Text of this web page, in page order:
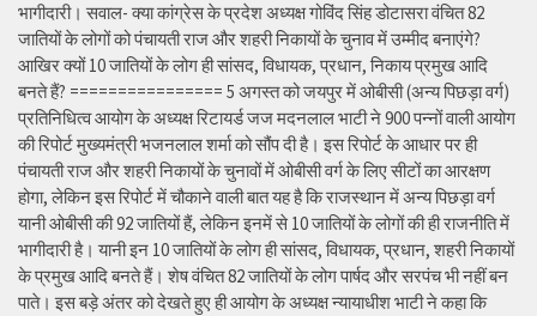
भागीदारी। सवाल- क्या कांग्रेस के प्रदेश अध्यक्ष गोविंद सिंह डोटासरा वंचित 82
जातियों के लोगों को पंचायती राज और शहरी निकायों के चुनाव में उम्मीद बनाएंगे?
आखिर क्यों 10 जातियों के लोग ही सांसद, विधायक, प्रधान, निकाय प्रमुख आदि
बनते हैं? ================ 5 अगस्त को जयपुर में ओबीसी (अन्य पिछड़ा वर्ग)
प्रतिनिधित्व आयोग के अध्यक्ष रिटायर्ड जज मदनलाल भाटी ने 900 पन्नों वाली आयोग
की रिपोर्ट मुख्यमंत्री भजनलाल शर्मा को सौंप दी है। इस रिपोर्ट के आधार पर ही
पंचायती राज और शहरी निकायों के चुनावों में ओबीसी वर्ग के लिए सीटों का आरक्षण
होगा, लेकिन इस रिपोर्ट में चौकाने वाली बात यह है कि राजस्थान में अन्य पिछड़ा वर्ग
यानी ओबीसी की 92 जातियों हैं, लेकिन इनमें से 10 जातियों के लोगों की ही राजनीति में
भागीदारी है। यानी इन 10 जातियों के लोग ही सांसद, विधायक, प्रधान, शहरी निकायों
के प्रमुख आदि बनते हैं। शेष वंचित 82 जातियों के लोग पार्षद और सरपंच भी नहीं बन
पाते। इस बड़े अंतर को देखते हुए ही आयोग के अध्यक्ष न्यायाधीश भाटी ने कहा कि